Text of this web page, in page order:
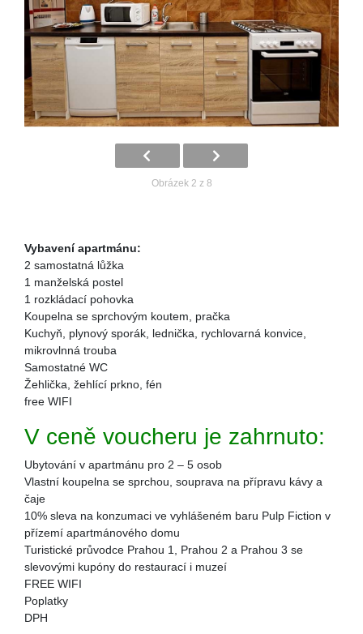
Obrázek 2 z 8
Vybavení apartmánu:
2 samostatná lůžka
1 manželská postel
1 rozkládací pohovka
Koupelna se sprchovým koutem, pračka
Kuchyň, plynový sporák, lednička, rychlovarná konvice,
mikrovlnná trouba
Samostatné WC
Žehlička, žehlící prkno, fén
free WIFI
V ceně voucheru je zahrnuto:
Ubytování v apartmánu pro 2 – 5 osob
Vlastní koupelna se sprchou, souprava na přípravu kávy a
čaje
10% sleva na konzumaci ve vyhlášeném baru Pulp Fiction v
přízemí apartmánového domu
Turistické průvodce Prahou 1, Prahou 2 a Prahou 3 se
slevovými kupóny do restaurací i muzeí
FREE WIFI
Poplatky
DPH